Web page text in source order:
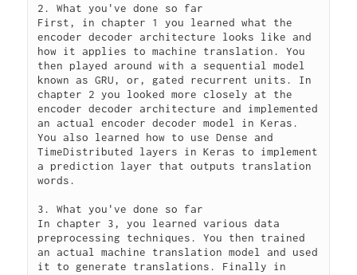
2. What you've done so far
First, in chapter 1 you learned what the
encoder decoder architecture looks like and
how it applies to machine translation. You
then played around with a sequential model
known as GRU, or, gated recurrent units. In
chapter 2 you looked more closely at the
encoder decoder architecture and implemented
an actual encoder decoder model in Keras.
You also learned how to use Dense and
TimeDistributed layers in Keras to implement
a prediction layer that outputs translation
words.
3. What you've done so far
In chapter 3, you learned various data
preprocessing techniques. You then trained
an actual machine translation model and used
it to generate translations. Finally in